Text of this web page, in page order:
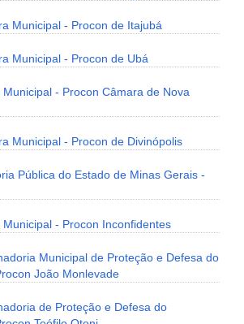
Municipal - Procon de Itajubá
Municipal - Procon de Ubá
- Procon Câmara de Nova
Municipal - Procon de Divinópolis
Pública do Estado de Minas Gerais -
- Procon Inconfidentes
Municipal de Proteção e Defesa do
João Monlevade
de Proteção e Defesa do